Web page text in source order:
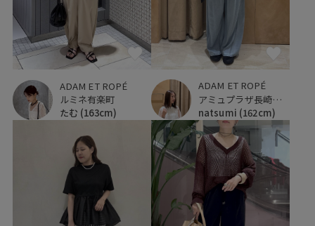
ADAM ET ROPÉ
ルミネ有楽町
たむ (163cm)
ADAM ET ROPÉ
アミュプラザ長崎新館
natsumi (162cm)